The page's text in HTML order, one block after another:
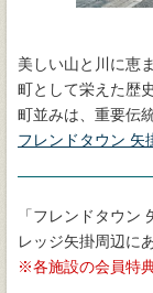
美しい山と川に恵
町として栄えた歴
町並みは、重要伝
フレンドタウン 矢
「フレンドタウン
レッジ矢掛周辺に
各施設の会員特